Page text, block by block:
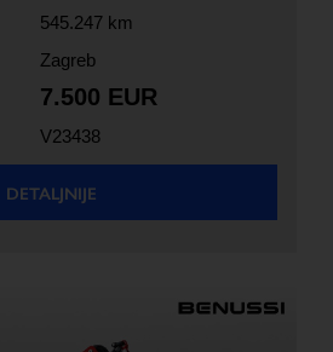
545.247 km
Zagreb
7.500 EUR
V23438
DETALJNIJE